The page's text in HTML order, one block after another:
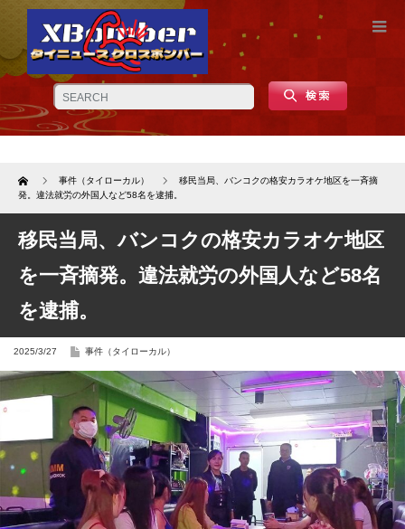
Home 事件（タイローカル）
移民当局、バンコクの格安カラオケ地区を一斉摘
発。違法就労の外国人など58名を逮捕。
移民当局、バンコクの格安カラオケ地区
を一斉摘発。違法就労の外国人など58名
を逮捕。
2025/3/27 事件（タイローカル）